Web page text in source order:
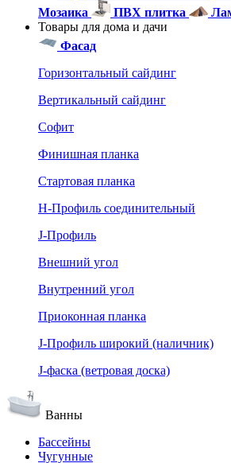
Мозаика
ПВХ плитка
Товары для дома и дачи
Фасад
Горизонтальный сайдинг
Вертикальный сайдинг
Софит
Финишная планка
Стартовая планка
Н-Профиль соединительный
J-Профиль
Внешний угол
Внутренний угол
Приоконная планка
J-Профиль широкий (наличник)
J-фаска (ветровая доска)
Ванны
Бассейны
Чугунные